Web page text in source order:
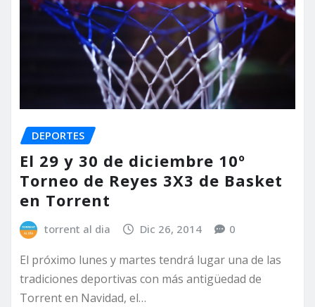
DEPORTES
El 29 y 30 de diciembre 10º
Torneo de Reyes 3X3 de Basket
en Torrent
torrent al dia Dic 26, 2014 0
El próximo lunes y martes tendrá lugar una de las
tradiciones deportivas con más antigüedad de
Torrent en Navidad, el…